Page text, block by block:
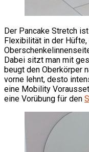
Der Pancake Stretch
Flexibilität in der
Dabei sitzt man mit
beugt den Oberkörper
vorne lehnt, desto
eine Mobility
eine Vorübung für den